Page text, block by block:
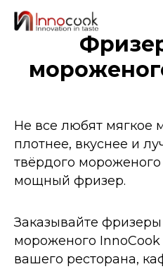
Не все любят мягкое
плотнее, вкуснее и
твёрдого
мощный фризер.
Заказывайте
мороженого InnoCook
вашего ресторана,